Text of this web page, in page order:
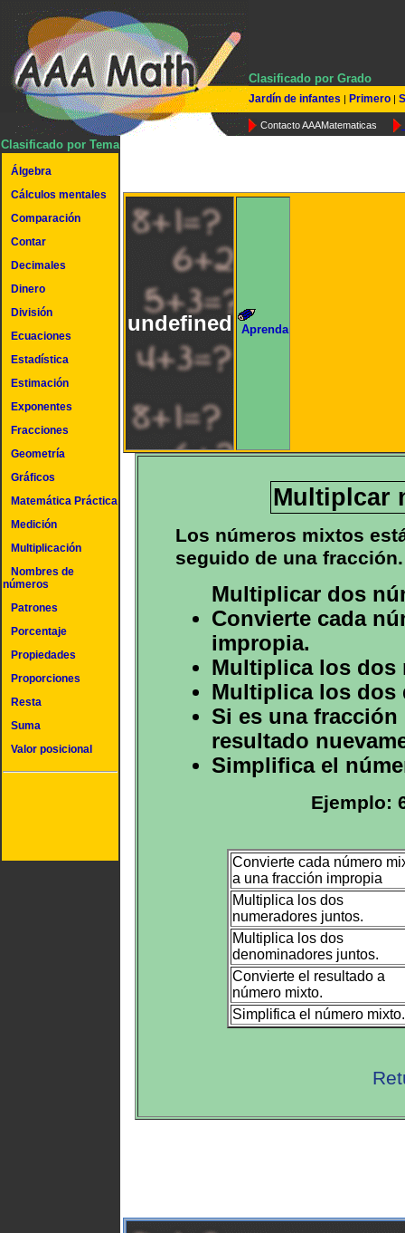
Clasificado por Grado
Jardín de infantes | Primero |
Contacto AAAMatematicas
Clasificado por Tema
Álgebra
Cálculos mentales
Comparación
Contar
Decimales
Dinero
División
Ecuaciones
Estadística
Estimación
Exponentes
Fracciones
Geometría
Gráficos
Matemática Práctica
Medición
Multiplicación
Nombres de
números
Patrones
Porcentaje
Propiedades
Proporciones
Resta
Suma
Valor posicional
undefined Aprenda
Multiplcar
Los números mixtos
seguido de una fracción.
Multiplicar dos
Convierte cada
impropia.
Multiplica los dos
Multiplica los dos
Si es una
resultado
Simplifica el
Convierte cada número
a una fracción impropia
Multiplica los dos
numeradores juntos.
Multiplica los dos
denominadores juntos.
Convierte el resultado a
número mixto.
Simplifica el número mixto.